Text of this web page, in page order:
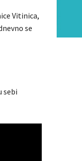
Vitinica,
se
sebi